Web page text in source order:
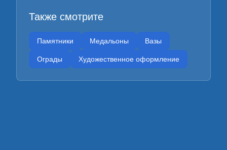
Также смотрите
Памятники Медальоны Вазы
Ограды Художественное оформление